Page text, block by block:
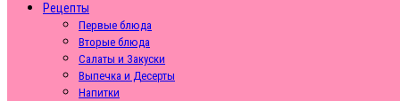
Рецепты
Первые блюда
Вторые блюда
Салаты и Закуски
Выпечка и Десерты
Напитки